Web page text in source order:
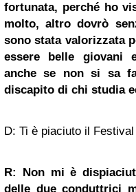
fortunata, perché ho
molto, altro dovrò
sono stata valorizzata
essere belle giovani
anche se non si sa
discapito di chi studia
D: Ti è piaciuto il
R: Non mi è
delle due conduttrici